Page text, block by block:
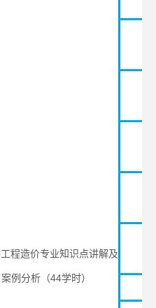
程造价专业知识点讲解及
案例分析（44学时）